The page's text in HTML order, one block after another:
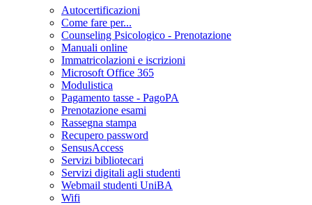
Autocertificazioni
Come fare per...
Counseling Psicologico - Prenotazione
Manuali online
Immatricolazioni e iscrizioni
Microsoft Office 365
Modulistica
Pagamento tasse - PagoPA
Prenotazione esami
Rassegna stampa
Recupero password
SensusAccess
Servizi bibliotecari
Servizi digitali agli studenti
Webmail studenti UniBA
Wifi